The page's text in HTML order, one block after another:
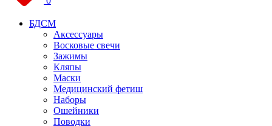
БДСМ
Аксессуары
Восковые свечи
Зажимы
Кляпы
Маски
Медицинский фетиш
Наборы
Ошейники
Поводки